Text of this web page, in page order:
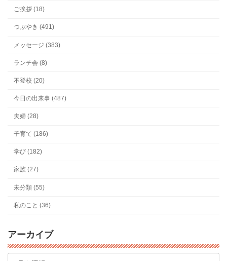
ご挨拶 (18)
つぶやき (491)
メッセージ (383)
ランチ会 (8)
不登校 (20)
今日の出来事 (487)
夫婦 (28)
子育て (186)
学び (182)
家族 (27)
未分類 (55)
私のこと (36)
アーカイブ
ア